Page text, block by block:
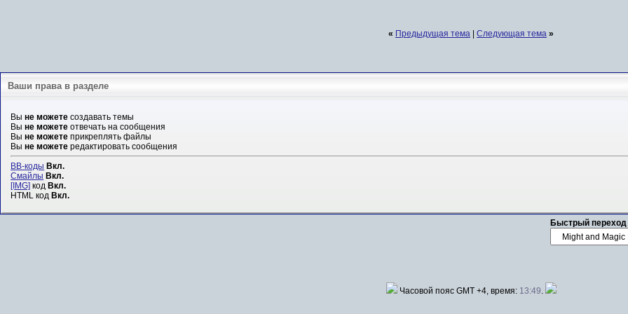
« Предыдущая тема Следующая тема »
Ваши права в разделе
Выне можете создавать темы
Выне можете отвечать на сообщения
Выне можете прикреплять файлы
Выне можете редактировать сообщения
BB-коды Вкл.
Смайлы Вкл.
[IMG] код Вкл.
HTML код Вкл.
Быстрый переход
Часовой пояс GMT +4, время: 13:49